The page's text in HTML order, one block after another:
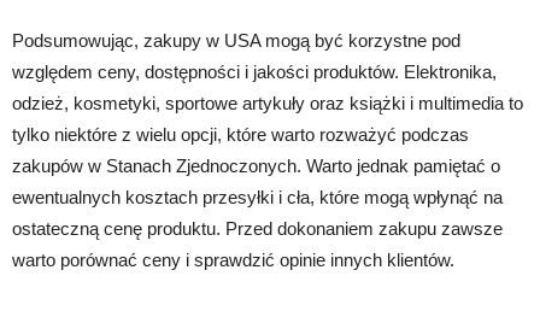
Podsumowując, zakupy w USA mogą być korzystne pod
względem ceny, dostępności i jakości produktów. Elektronika,
odzież, kosmetyki, sportowe artykuły oraz książki i multimedia to
tylko niektóre z wielu opcji, które warto rozważyć podczas
zakupów w Stanach Zjednoczonych. Warto jednak pamiętać o
ewentualnych kosztach przesyłki i cła, które mogą wpłynąć na
ostateczną cenę produktu. Przed dokonaniem zakupu zawsze
warto porównać ceny i sprawdzić opinie innych klientów.